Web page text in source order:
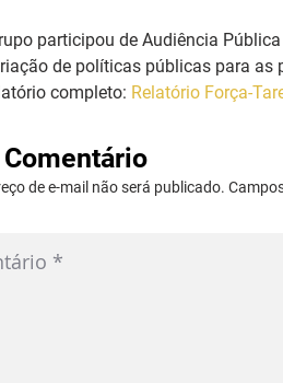
participou de Audiência
de políticas públicas para as
completo: Relatório Força-
de e-mail não será publicado.